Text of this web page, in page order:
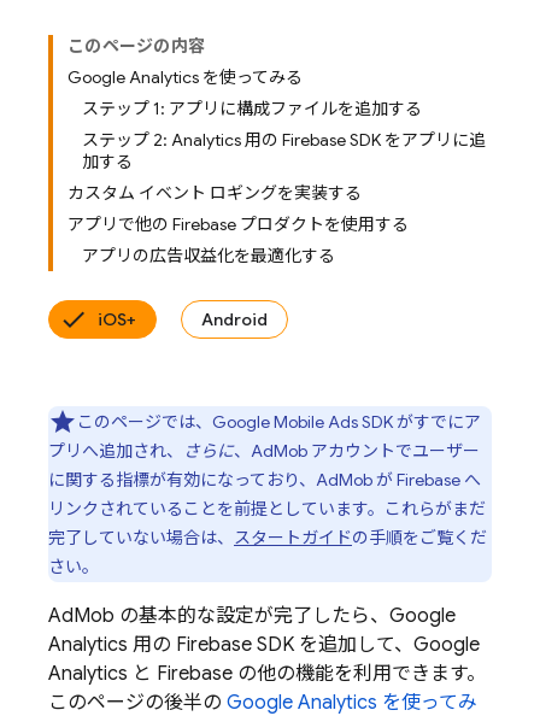
このページの内容
Google Analytics を使ってみる
ステップ 1: アプリに構成ファイルを追加する
ステップ 2: Analytics 用の Firebase SDK をアプリに追
加する
カスタム イベント ロギングを実装する
アプリで他の Firebase プロダクトを使用する
アプリの広告収益化を最適化する
iOS+ Android
このページでは、 Google Mobile AdsSDK がすでにア
プリへ追加され、
さらに、 AdMob アカウントでユーザー
に関する指標が有効になっており、 AdMobが Firebase へ
リンクされていることを前提としています。これらがまだ
完了していない場合は、 スタートガイドの手順をご覧くだ
さい。
AdMob の基本的な設定が完了したら、 Google
Analytics 用の Firebase SDK を追加して、 Google
Analytics と Firebase の他の機能を利用できます。
このページの後半の Google Analytics を使ってみ